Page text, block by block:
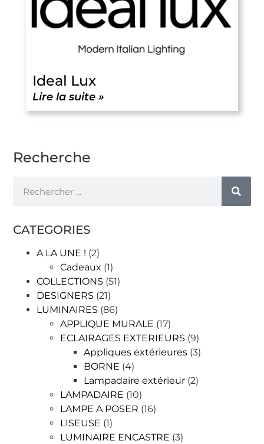
Ideal Lux
Lire la suite »
Recherche
CATEGORIES
A LA UNE ! (2)
Cadeaux (1)
COLLECTIONS (51)
DESIGNERS (21)
LUMINAIRES (86)
APPLIQUE MURALE (17)
ECLAIRAGES EXTERIEURS (9)
Appliques extérieures (3)
BORNE (4)
Lampadaire extérieur (2)
LAMPADAIRE (10)
LAMPE A POSER (16)
LISEUSE (1)
LUMINAIRE ENCASTRE (3)